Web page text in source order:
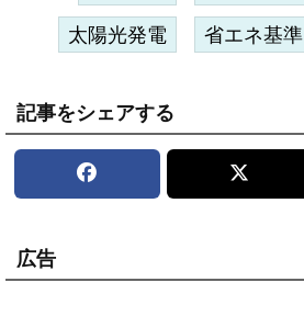
太陽光発電 省エネ基準
記事をシェアする
広告